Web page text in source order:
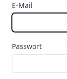
E-Mail
Passwort